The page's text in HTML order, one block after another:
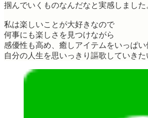
掴んでいくものなんだなと実感しました
私は楽しいことが大好きなので
何事にも楽しさを見つけながら
感優性も高め、癒しアイテムをいっぱい
自分の人生を思いっきり謳歌していきた